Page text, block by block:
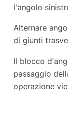
l'angolo
Alternare
di giunti
Il blocco
passaggio
operazione